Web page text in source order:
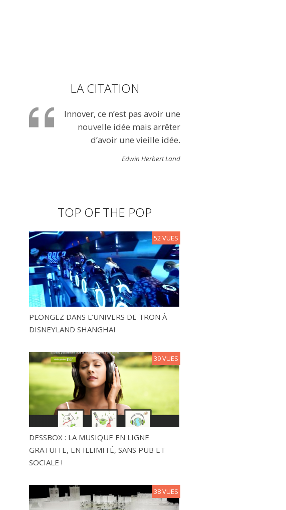
LA CITATION
Innover, ce n’est pas avoir une
nouvelle idée mais arrêter
d’avoir une vieille idée.
Edwin Herbert Land
TOP OF THE POP
PLONGEZ DANS L’UNIVERS DE TRON À
DISNEYLAND SHANGHAI
52 VUES
DESSBOX : LA MUSIQUE EN LIGNE
GRATUITE, EN ILLIMITÉ, SANS PUB ET
SOCIALE !
39 VUES
38 VUES